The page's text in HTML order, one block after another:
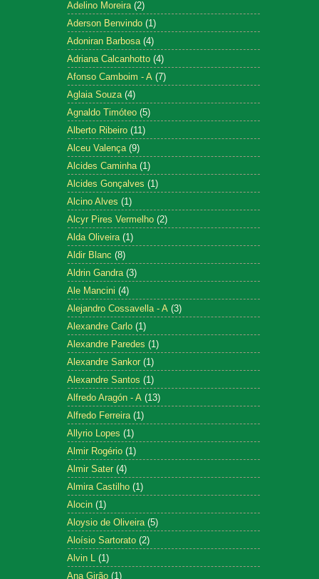
Adelino Moreira (2)
Aderson Benvindo (1)
Adoniran Barbosa (4)
Adriana Calcanhotto (4)
Afonso Camboim - A (7)
Aglaia Souza (4)
Agnaldo Timóteo (5)
Alberto Ribeiro (11)
Alceu Valença (9)
Alcides Caminha (1)
Alcides Gonçalves (1)
Alcino Alves (1)
Alcyr Pires Vermelho (2)
Alda Oliveira (1)
Aldir Blanc (8)
Aldrin Gandra (3)
Ale Mancini (4)
Alejandro Cossavella - A (3)
Alexandre Carlo (1)
Alexandre Paredes (1)
Alexandre Sankor (1)
Alexandre Santos (1)
Alfredo Aragón - A (13)
Alfredo Ferreira (1)
Allyrio Lopes (1)
Almir Rogério (1)
Almir Sater (4)
Almira Castilho (1)
Alocin (1)
Aloysio de Oliveira (5)
Aloísio Sartorato (2)
Alvin L (1)
Ana Girão (1)